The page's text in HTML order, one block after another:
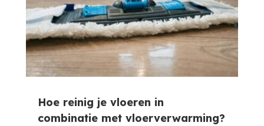
Hoe reinig je vloeren in
combinatie met vloerverwarming?